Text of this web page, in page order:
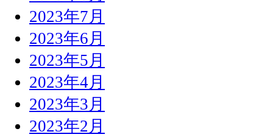
2023年7月
2023年6月
2023年5月
2023年4月
2023年3月
2023年2月